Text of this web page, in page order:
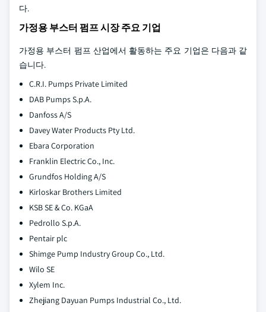
다.
가정용 부스터 펌프 시장 주요 기업
가정용 부스터 펌프 산업에서 활동하는 주요 기업은 다음과 같
습니다.
C.R.I. Pumps Private Limited
DAB Pumps S.p.A.
Danfoss A/S
Davey Water Products Pty Ltd.
Ebara Corporation
Franklin Electric Co., Inc.
Grundfos Holding A/S
Kirloskar Brothers Limited
KSB SE & Co. KGaA
Pedrollo S.p.A.
Pentair plc
Shimge Pump Industry Group Co., Ltd.
Wilo SE
Xylem Inc.
Zhejiang Dayuan Pumps Industrial Co., Ltd.